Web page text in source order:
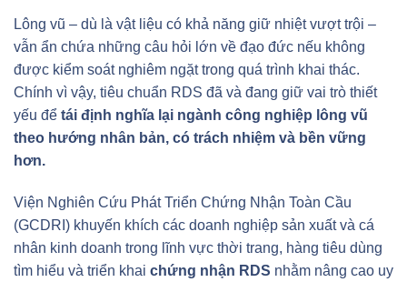
Lông vũ – dù là vật liệu có khả năng giữ nhiệt vượt trội –
vẫn ẩn chứa những câu hỏi lớn về đạo đức nếu không
được kiểm soát nghiêm ngặt trong quá trình khai thác.
Chính vì vậy, tiêu chuẩn RDS đã và đang giữ vai trò thiết
yếu để tái định nghĩa lại ngành công nghiệp lông vũ
theo hướng nhân bản, có trách nhiệm và bền vững
hơn.
Viện Nghiên Cứu Phát Triển Chứng Nhận Toàn Cầu
(GCDRI) khuyến khích các doanh nghiệp sản xuất và cá
nhân kinh doanh trong lĩnh vực thời trang, hàng tiêu dùng
tìm hiểu và triển khai chứng nhận RDS nhằm nâng cao uy